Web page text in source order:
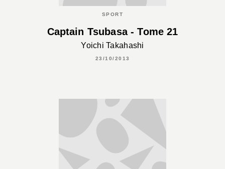
SPORT
Captain Tsubasa - Tome 21
Yoichi Takahashi
23/10/2013